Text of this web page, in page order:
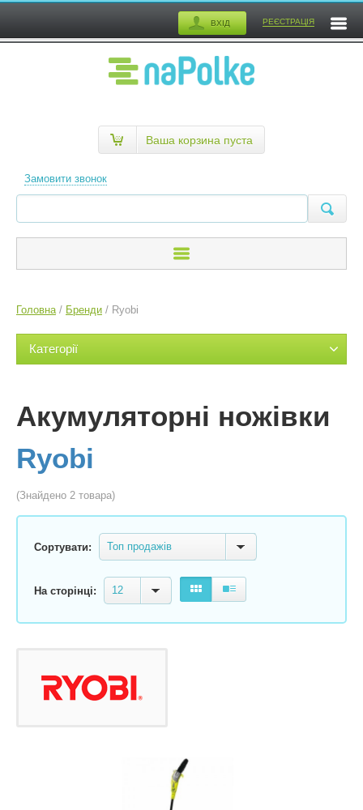
ВХІД РЕЄСТРАЦІЯ
Замовити звонок
Ваша корзина пуста
Головна/ Бренди / Ryobi
Категорії
Акумуляторні ножівки
Ryobi
(Знайдено 2 товара)
Сортувати: Топ продажів
На сторінці: 12